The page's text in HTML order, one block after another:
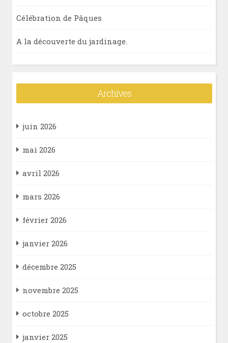
Célébration de Pâques
A la découverte du jardinage.
Archives
juin 2026
mai 2026
avril 2026
mars 2026
février 2026
janvier 2026
décembre 2025
novembre 2025
octobre 2025
janvier 2025